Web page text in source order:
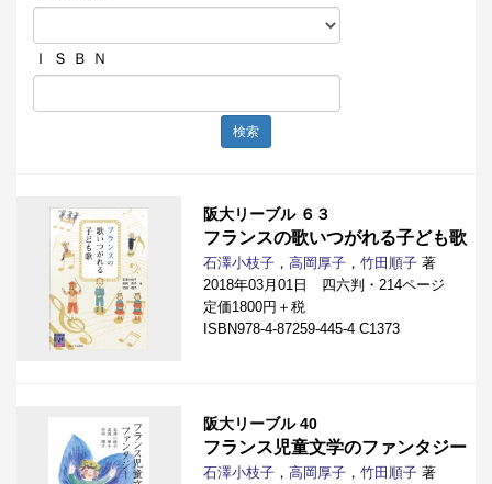
Ｉ Ｓ Ｂ Ｎ
検索
阪大リーブル ６３
フランスの歌いつがれる子ども歌
石澤小枝子 ， 高岡厚子 ， 竹田順子 著
2018年03月01日 四六判・214ページ
定価1800円＋税
ISBN978-4-87259-445-4 C1373
阪大リーブル 40
フランス児童文学のファンタジー
石澤小枝子 ， 高岡厚子 ， 竹田順子 著